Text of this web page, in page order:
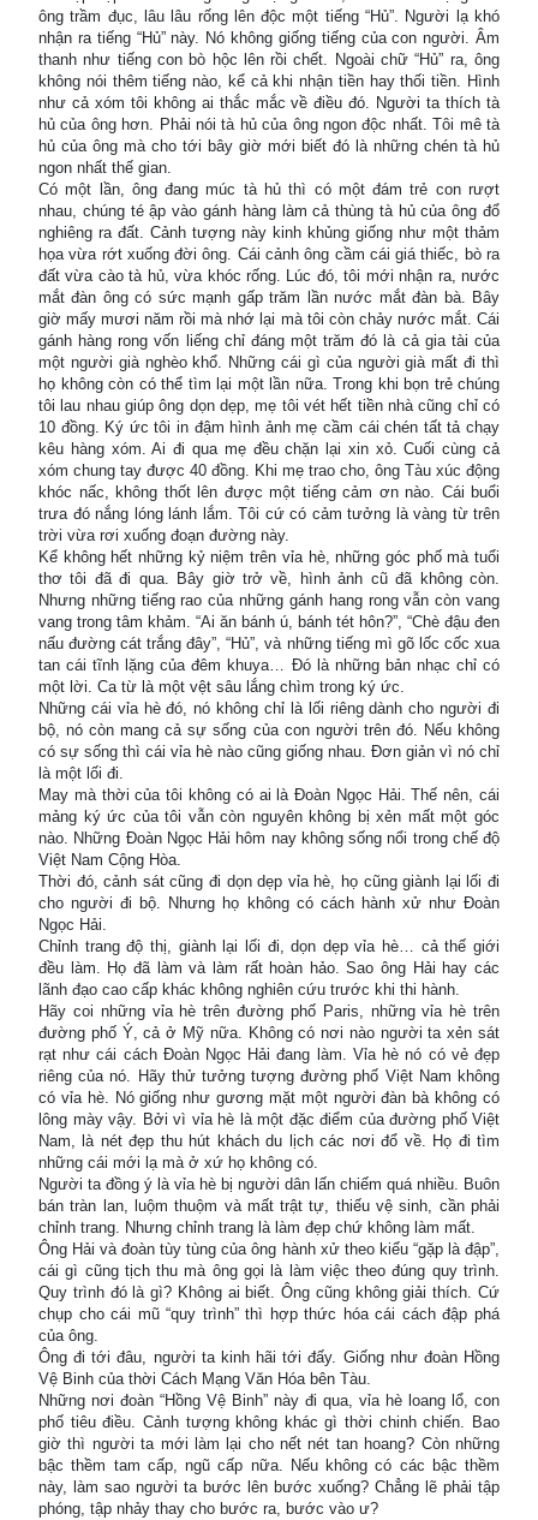
ông trầm đục, lâu lâu rống lên độc một tiếng “Hủ”. Người lạ khó
nhận ra tiếng “Hủ” này. Nó không giống tiếng của con người. Âm
thanh như tiếng con bò hộc lên rồi chết. Ngoài chữ “Hủ” ra, ông
không nói thêm tiếng nào, kể cả khi nhận tiền hay thối tiền. Hình
như cả xóm tôi không ai thắc mắc về điều đó. Người ta thích tà
hủ của ông hơn. Phải nói tà hủ của ông ngon độc nhất. Tôi mê tà
hủ của ông mà cho tới bây giờ mới biết đó là những chén tà hủ
ngon nhất thế gian.
Có một lần, ông đang múc tà hủ thì có một đám trẻ con rượt
nhau, chúng té ập vào gánh hàng làm cả thùng tà hủ của ông đổ
nghiêng ra đất. Cảnh tượng này kinh khủng giống như một thảm
họa vừa rớt xuống đời ông. Cái cảnh ông cầm cái giá thiếc, bò ra
đất vừa cào tà hủ, vừa khóc rống. Lúc đó, tôi mới nhận ra, nước
mắt đàn ông có sức mạnh gấp trăm lần nước mắt đàn bà. Bây
giờ mấy mươi năm rồi mà nhớ lại mà tôi còn chảy nước mắt. Cái
gánh hàng rong vốn liếng chỉ đáng một trăm đó là cả gia tài của
một người già nghèo khổ. Những cái gì của người già mất đi thì
họ không còn có thể tìm lại một lần nữa. Trong khi bọn trẻ chúng
tôi lau nhau giúp ông dọn dẹp, mẹ tôi vét hết tiền nhà cũng chỉ có
10 đồng. Ký ức tôi in đậm hình ảnh mẹ cầm cái chén tất tả chạy
kêu hàng xóm. Ai đi qua mẹ đều chặn lại xin xỏ. Cuối cùng cả
xóm chung tay được 40 đồng. Khi mẹ trao cho, ông Tàu xúc động
khóc nấc, không thốt lên được một tiếng cảm ơn nào. Cái buổi
trưa đó nắng lóng lánh lắm. Tôi cứ có cảm tưởng là vàng từ trên
trời vừa rơi xuống đoạn đường này.
Kể không hết những kỷ niệm trên vỉa hè, những góc phố mà tuổi
thơ tôi đã đi qua. Bây giờ trở về, hình ảnh cũ đã không còn.
Nhưng những tiếng rao của những gánh hang rong vẫn còn vang
vang trong tâm khảm. “Ai ăn bánh ú, bánh tét hôn?”, “Chè đậu đen
nấu đường cát trắng đây”, “Hủ”, và những tiếng mì gõ lốc cốc xua
tan cái tĩnh lặng của đêm khuya… Đó là những bản nhạc chỉ có
một lời. Ca từ là một vệt sâu lắng chìm trong ký ức.
Những cái vỉa hè đó, nó không chỉ là lối riêng dành cho người đi
bộ, nó còn mang cả sự sống của con người trên đó. Nếu không
có sự sống thì cái vỉa hè nào cũng giống nhau. Đơn giản vì nó chỉ
là một lối đi.
May mà thời của tôi không có ai là Đoàn Ngọc Hải. Thế nên, cái
mảng ký ức của tôi vẫn còn nguyên không bị xẻn mất một góc
nào. Những Đoàn Ngọc Hải hôm nay không sống nổi trong chế độ
Việt Nam Cộng Hòa.
Thời đó, cảnh sát cũng đi dọn dẹp vỉa hè, họ cũng giành lại lối đi
cho người đi bộ. Nhưng họ không có cách hành xử như Đoàn
Ngọc Hải.
Chỉnh trang độ thị, giành lại lối đi, dọn dẹp vỉa hè… cả thế giới
đều làm. Họ đã làm và làm rất hoàn hảo. Sao ông Hải hay các
lãnh đạo cao cấp khác không nghiên cứu trước khi thi hành.
Hãy coi những vỉa hè trên đường phố Paris, những vỉa hè trên
đường phố Ý, cả ở Mỹ nữa. Không có nơi nào người ta xẻn sát
rạt như cái cách Đoàn Ngọc Hải đang làm. Vỉa hè nó có vẻ đẹp
riêng của nó. Hãy thử tưởng tượng đường phố Việt Nam không
có vỉa hè. Nó giống như gương mặt một người đàn bà không có
lông mày vậy. Bởi vì vỉa hè là một đặc điểm của đường phố Việt
Nam, là nét đẹp thu hút khách du lịch các nơi đổ về. Họ đi tìm
những cái mới lạ mà ở xứ họ không có.
Người ta đồng ý là vỉa hè bị người dân lấn chiếm quá nhiều. Buôn
bán tràn lan, luộm thuộm và mất trật tự, thiếu vệ sinh, cần phải
chỉnh trang. Nhưng chỉnh trang là làm đẹp chứ không làm mất.
Ông Hải và đoàn tùy tùng của ông hành xử theo kiểu “gặp là đập”,
cái gì cũng tịch thu mà ông gọi là làm việc theo đúng quy trình.
Quy trình đó là gì? Không ai biết. Ông cũng không giải thích. Cứ
chụp cho cái mũ “quy trình” thì hợp thức hóa cái cách đập phá
của ông.
Ông đi tới đâu, người ta kinh hãi tới đấy. Giống như đoàn Hồng
Vệ Binh của thời Cách Mạng Văn Hóa bên Tàu.
Những nơi đoàn “Hồng Vệ Binh” này đi qua, vỉa hè loang lổ, con
phố tiêu điều. Cảnh tượng không khác gì thời chinh chiến. Bao
giờ thì người ta mới làm lại cho nết nét tan hoang? Còn những
bậc thềm tam cấp, ngũ cấp nữa. Nếu không có các bậc thềm
này, làm sao người ta bước lên bước xuống? Chẳng lẽ phải tập
phóng, tập nhảy thay cho bước ra, bước vào ư?